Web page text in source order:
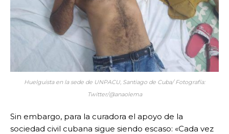
Huelguista en la sede de UNPACU, Santiago de Cuba/ Fotografía:
Twitter/@anaolema
Sin embargo, para la curadora el apoyo de la
sociedad civil cubana sigue siendo escaso: «Cada vez